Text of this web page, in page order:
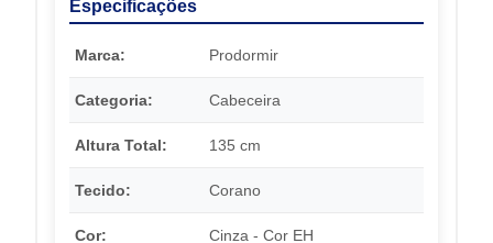
Especificações
Marca: Prodormir
Categoria: Cabeceira
Altura Total: 135 cm
Tecido: Corano
Cor: Cinza - Cor EH